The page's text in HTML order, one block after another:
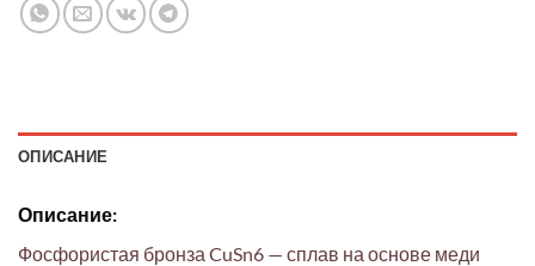
ОПИСАНИЕ
Описание:
Фосфористая бронза CuSn6 — сплав на основе меди